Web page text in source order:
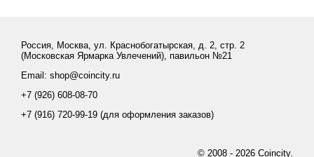
Россия, Москва, ул. Краснобогатырская, д. 2, стр. 2
(Московская Ярмарка Увлечений), павильон №21
Email: shop@coincity.ru
+7 (926) 608-08-70
+7 (916) 720-99-19 (для оформления заказов)
© 2008 - 2026 Coincity.